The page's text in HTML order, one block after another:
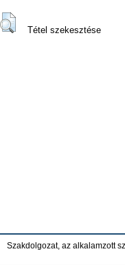
Tétel szekesztése
Szakdolgozat, az alkalamzott